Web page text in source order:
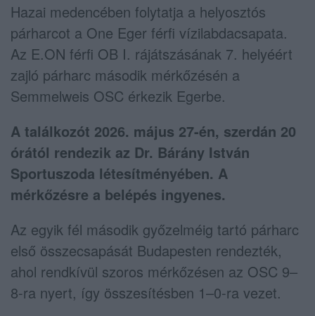
Hazai medencében folytatja a helyosztós
párharcot a One Eger férfi vízilabdacsapata.
Az E.ON férfi OB I. rájátszásának 7. helyéért
zajló párharc második mérkőzésén a
Semmelweis OSC érkezik Egerbe.
A találkozót 2026. május 27-én, szerdán 20
órától rendezik az Dr. Bárány István
Sportuszoda létesítményében. A
mérkőzésre a belépés ingyenes.
Az egyik fél második győzelméig tartó párharc
első összecsapását Budapesten rendezték,
ahol rendkívül szoros mérkőzésen az OSC 9–
8-ra nyert, így összesítésben 1–0-ra vezet.